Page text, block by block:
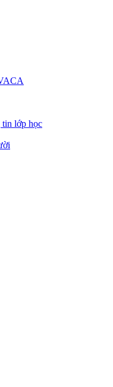
lớp học